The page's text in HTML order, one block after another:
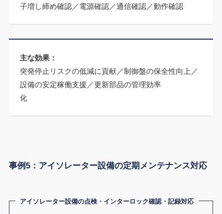
子増し締め確認／電源確認／通信確認／動作確認
主な効果：
突発停止リスクの低減に貢献／制御盤の保全性向上／
設備の安定稼働支援／更新部品の管理効率
化
事例5：アイソレーター設備の定期メンテナンス対応
アイソレーター設備の点検・インターロック確認・記録対応